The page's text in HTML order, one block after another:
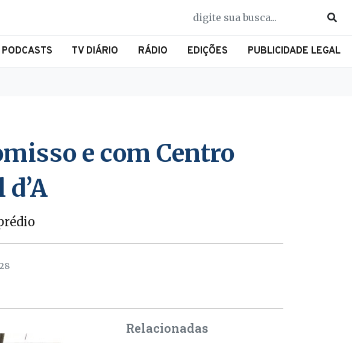
PODCASTS TV DIÁRIO RÁDIO EDIÇÕES PUBLICIDADE LEGAL
e com Centro
Relacionadas